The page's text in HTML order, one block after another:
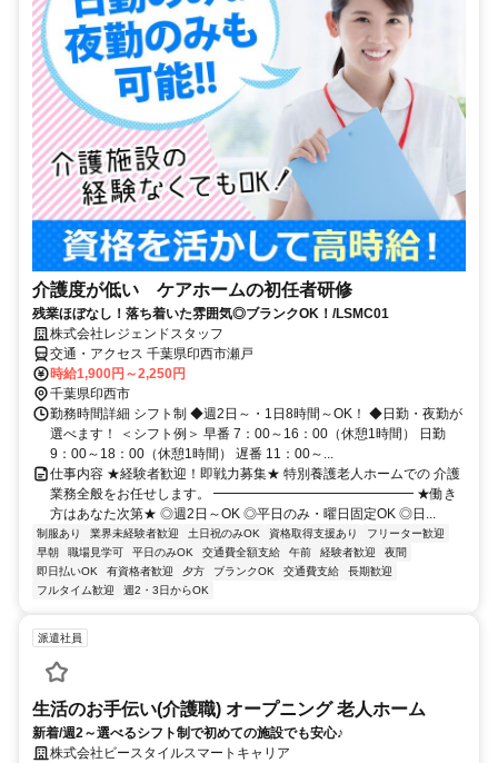
介護度が低い ケアホームの初任者研修
残業ほぼなし！落ち着いた雰囲気◎ブランクOK！/LSMC01
株式会社レジェンドスタッフ
交通・アクセス 千葉県印西市瀬戸
時給1,900円～2,250円
千葉県印西市
勤務時間詳細 シフト制 ◆週2日～・1日8時間～OK！ ◆日勤・夜勤が
選べます！ ＜シフト例＞ 早番 7：00～16：00（休憩1時間） 日勤
9：00～18：00（休憩1時間） 遅番 11：00～...
仕事内容 ★経験者歓迎！即戦力募集★ 特別養護老人ホームでの 介護
業務全般をお任せします。 ━━━━━━━━━━━━━━━ ★働き
方はあなた次第★ ◎週2日～OK ◎平日のみ・曜日固定OK ◎日...
制服あり 業界未経験者歓迎 土日祝のみOK 資格取得支援あり
フリーター歓迎
早朝
職場見学可 平日のみOK 交通費全額支給 午前 経験者歓迎
夜間
即日払いOK
有資格者歓迎 夕方 ブランクOK 交通費支給
長期歓迎
フルタイム歓迎
週2・3日からOK
派遣社員
生活のお手伝い(介護職) オープニング 老人ホーム
新着/週2～選べるシフト制で初めての施設でも安心♪
株式会社ビースタイルスマートキャリア